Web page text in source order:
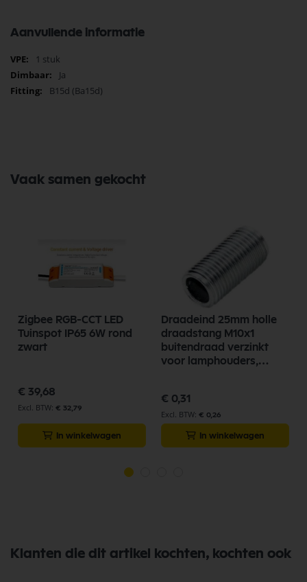
Aanvullende informatie
Meer
informatie
1 stuk
Ja
B15d (Ba15d)
Vaak samen gekocht
Zigbee RGB-CCT LED
Tuinspot IP65 6W rond
zwart
€ 39,68
€ 32,79
In winkelwagen
Draadeind 25mm holle
draadstang M10x1
buitendraad verzinkt
voor lamphouders,
€ 0,31
€ 0,26
In winkelwagen
Klanten die dit artikel kochten, kochten ook